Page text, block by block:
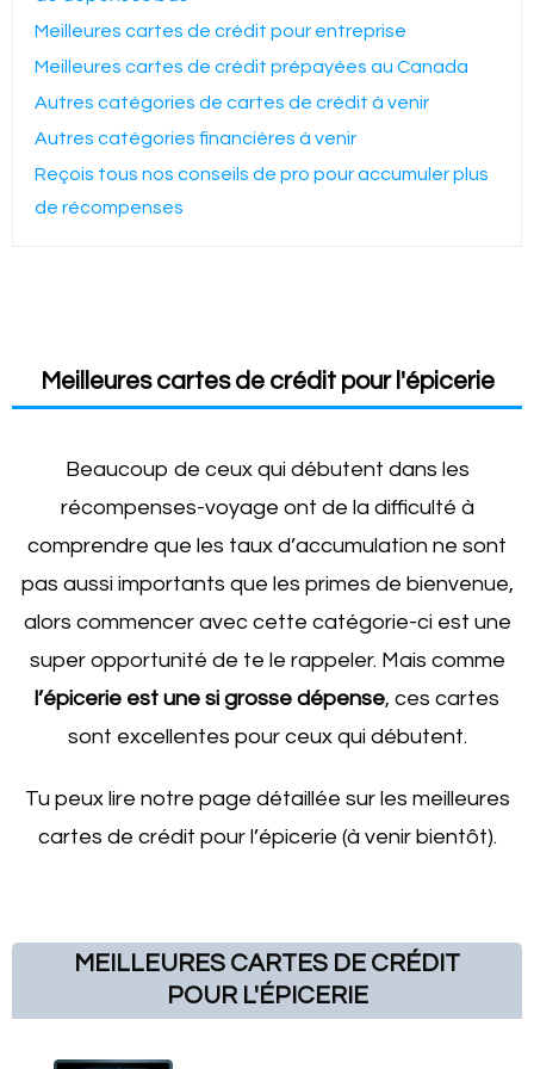
Meilleures cartes de crédit pour entreprise
Meilleures cartes de crédit prépayées au Canada
Autres catégories de cartes de crédit à venir
Autres catégories financières à venir
Reçois tous nos conseils de pro pour accumuler plus
de récompenses
Meilleures cartes de crédit pour l'épicerie
Beaucoup de ceux qui débutent dans les
récompenses-voyage ont de la difficulté à
comprendre que les taux d’accumulation ne sont
pas aussi importants que les primes de bienvenue,
alors commencer avec cette catégorie-ci est une
super opportunité de te le rappeler. Mais comme
l’épicerie est une si grosse dépense, ces cartes
sont excellentes pour ceux qui débutent.
Tu peux lire notre page détaillée sur les meilleures
cartes de crédit pour l’épicerie (à venir bientôt).
MEILLEURES CARTES DE CRÉDIT
POUR L'ÉPICERIE